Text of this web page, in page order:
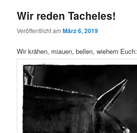
Wir reden Tacheles!
Veröffentlicht amMärz 6, 2019
Wir krähen, miauen, bellen, wiehern Euch: